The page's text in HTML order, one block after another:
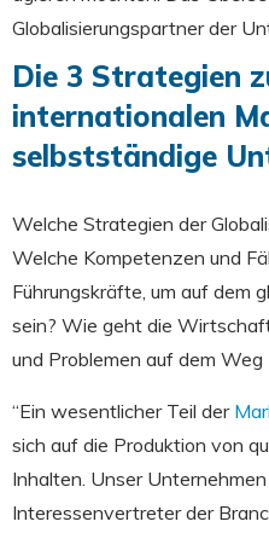
Globalisierungspartner der
Die 3 Strategien
internationalen
selbstständige
Welche Strategien der
Welche Kompetenzen und
Führungskräfte, um auf dem
sein? Wie geht die
und Problemen auf dem Weg
“Ein wesentlicher Teil der
sich auf die Produktion von
Inhalten. Unser
Interessenvertreter der